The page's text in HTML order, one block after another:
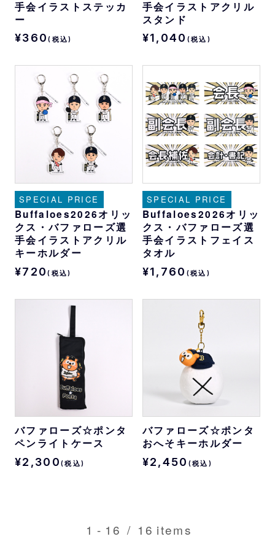
手会イラストステッカ
ー
¥360(税込)
手会イラストアクリル
スタンド
¥1,040 (税込)
SPECIAL PRICE
Buffaloes2026オリッ
クス・バファローズ選
手会イラストアクリル
キーホルダー
¥720(税込)
SPECIAL PRICE
Buffaloes2026オリッ
クス・バファローズ選
手会イラストフェイス
タオル
¥1,760 (税込)
バファローズ☆ポンタ
ペンライトケース
¥2,300 (税込)
バファローズ☆ポンタ
おへそキーホルダー
¥2,450 (税込)
1 - 16 / 16 items